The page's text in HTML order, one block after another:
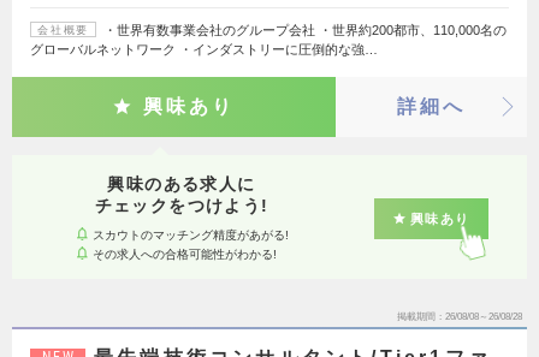
会社概要
・世界有数事業会社のグループ会社 ・世界約200都市、110,000名の
グローバルネットワーク ・インダストリーに圧倒的な強…
興味あり 詳細へ
興味のある求人に
チェックをつけよう!
スカウトのマッチング精度があがる!
その求人への合格可能性がわかる!
興味あり
掲載期間 26/08/08～26/08/28